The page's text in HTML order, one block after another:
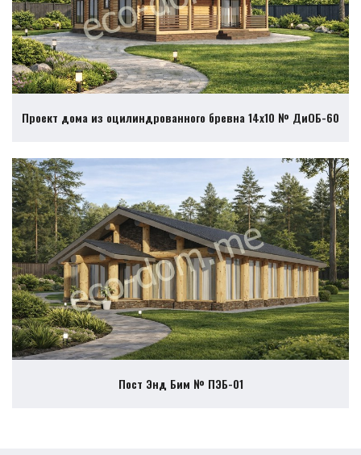
Проект дома из оцилиндрованного бревна 14х10 № ДиОБ-60
Пост Энд Бим № ПЭБ-01